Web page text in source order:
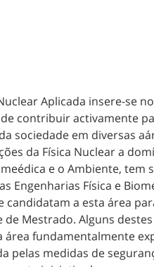
Aplicada insere-se
de contribuir activamente
sociedade em diversas
da Física Nuclear a
e o Ambiente, tem
Engenharias Física e
candidatam a esta área
de Mestrado. Alguns
área fundamentalmente
pelas medidas de